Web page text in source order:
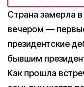
Страна замерла
вечером —
президентские
бывшим
Как прошла